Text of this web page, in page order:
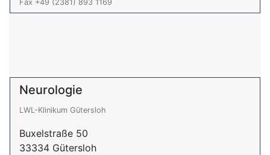
Fax +49 (2381) 893 1169
Neurologie
LWL-Klinikum Gütersloh
Buxelstraße 50
33334 Gütersloh